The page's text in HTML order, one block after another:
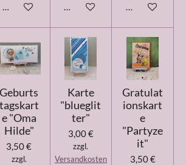
In den WarenkorbIn den WarenkorbIn den
Geburts
tagskart
e "Oma
Hilde"
3,50 €
zzgl.
Karte
"blueglit
ter"
3,00 €
zzgl.
Versandkosten
Gratulat
ionskart
e
"Partyze
it"
3,50 €